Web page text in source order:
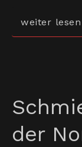
weiter lesen
der